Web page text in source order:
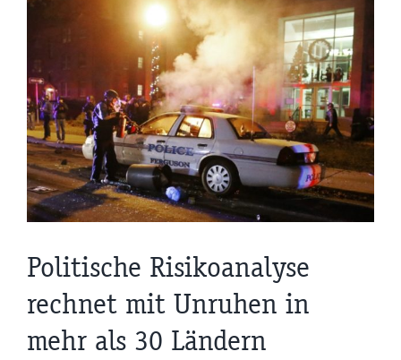
Politische Risikoanalyse
rechnet mit Unruhen in
mehr als 30 Ländern